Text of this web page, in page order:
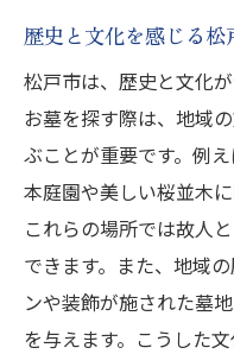
購入後の満足
理想のお墓
長く安心して
松戸市の墓地
未来を見据え
歴史と文化を感じる松
松戸市は、歴史と文化
お墓を探す際は、地域
ぶことが重要です。例
本庭園や美しい桜並木
これらの場所では故人
できます。また、地域
ンや装飾が施された墓
を与えます。こうした